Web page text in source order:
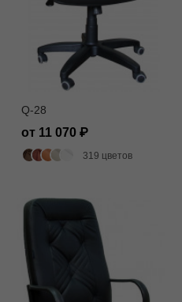
Q-28
от 11 070
319 цветов